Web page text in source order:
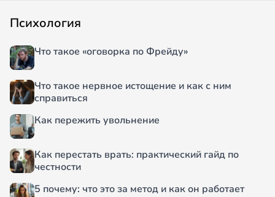
Психология
Что такое «оговорка по Фрейду»
Что такое нервное истощение и как с ним
справиться
Как пережить увольнение
Как перестать врать: практический гайд по
честности
5 почему: что это за метод и как он работает